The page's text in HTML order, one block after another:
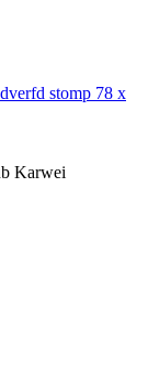
stomp 78 x
Karwei